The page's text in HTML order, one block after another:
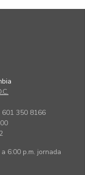
350 8166
6:00 p.m. jornada